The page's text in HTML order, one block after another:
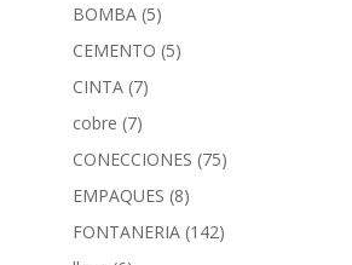
BOMBA (5)
CEMENTO (5)
CINTA (7)
cobre (7)
CONECCIONES (75)
EMPAQUES (8)
FONTANERIA (142)